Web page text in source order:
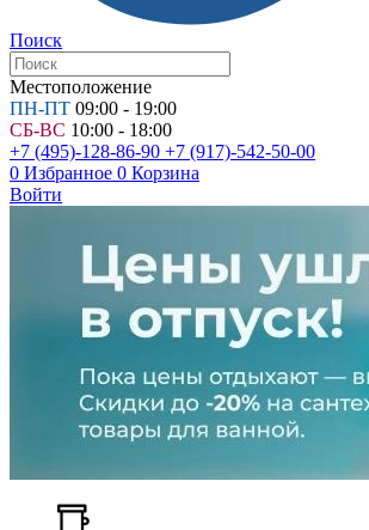
Поиск
Местоположение
ПН-ПТ 09:00 - 19:00
СБ-ВС 10:00 - 18:00
+7 (495)-128-86-90 +7 (917)-542-50-00
0 Избранное 0 Корзина
Войти